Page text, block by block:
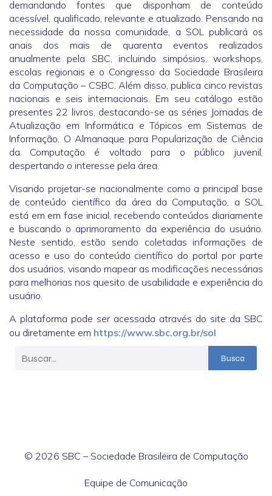
demandando fontes que disponham de conteúdo
acessível, qualificado, relevante e atualizado. Pensando na
necessidade da nossa comunidade, a SOL publicará os
anais dos mais de quarenta eventos realizados
anualmente pela SBC, incluindo simpósios, workshops,
escolas regionais e o Congresso da Sociedade Brasileira
da Computação – CSBC. Além disso, publica cinco revistas
nacionais e seis internacionais. Em seu catálogo estão
presentes 22 livros, destacando-se as séries Jornadas de
Atualização em Informática e Tópicos em Sistemas de
Informação. O Almanaque para Popularização de Ciência
da Computação é voltado para o público juvenil,
despertando o interesse pela área.
Visando projetar-se nacionalmente como a principal base
de conteúdo científico da área da Computação, a SOL
está em em fase inicial, recebendo conteúdos diariamente
e buscando o aprimoramento da experiência do usuário.
Neste sentido, estão sendo coletadas informações de
acesso e uso do conteúdo científico do portal por parte
dos usuários, visando mapear as modificações necessárias
para melhorias nos quesito de usabilidade e experiência do
usuário.
A plataforma pode ser acessada através do site da SBC
ou diretamente em https://www.sbc.org.br/sol
Busca
© 2026 SBC – Sociedade Brasileira de Computação
Equipe de Comunicação